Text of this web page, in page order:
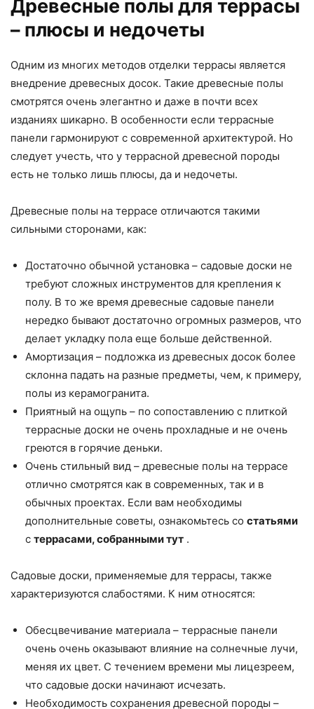
Древесные полы для террасы
– плюсы и недочеты
Одним из многих методов отделки террасы является
внедрение древесных досок. Такие древесные полы
смотрятся очень элегантно и даже в почти всех
изданиях шикарно. В особенности если террасные
панели гармонируют с современной архитектурой. Но
следует учесть, что у террасной древесной породы
есть не только лишь плюсы, да и недочеты.
Древесные полы на террасе отличаются такими
сильными сторонами, как:
Достаточно обычной установка – садовые доски не
требуют сложных инструментов для крепления к
полу. В то же время древесные садовые панели
нередко бывают достаточно огромных размеров, что
делает укладку пола еще больше действенной.
Амортизация – подложка из древесных досок более
склонна падать на разные предметы, чем, к примеру,
полы из керамогранита.
Приятный на ощупь – по сопоставлению с плиткой
террасные доски не очень прохладные и не очень
греются в горячие деньки.
Очень стильный вид – древесные полы на террасе
отлично смотрятся как в современных, так и в
обычных проектах. Если вам необходимы
дополнительные советы, ознакомьтесь со статьями
с террасами, собранными тут .
Садовые доски, применяемые для террасы, также
характеризуются слабостями. К ним относятся:
Обесцвечивание материала – террасные панели
очень очень оказывают влияние на солнечные лучи,
меняя их цвет. С течением времени мы лицезреем,
что садовые доски начинают исчезать.
Необходимость сохранения древесной породы –